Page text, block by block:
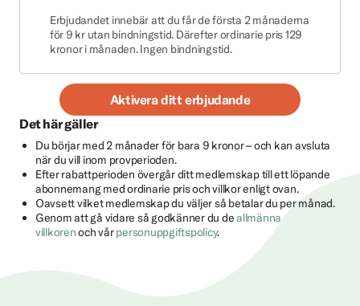
Erbjudandet innebär att du får de första 2 månaderna
för 9 kr utan bindningstid. Därefter ordinarie pris 129
kronor i månaden. Ingen bindningstid.
Aktivera ditt erbjudande
Det här gäller
Du börjar med 2 månader för bara 9 kronor – och kan avsluta
när du vill inom provperioden.
Efter rabattperioden övergår ditt medlemskap till ett löpande
abonnemang med ordinarie pris och villkor enligt ovan.
Oavsett vilket medlemskap du väljer så betalar du per månad.
Genom att gå vidare så godkänner du deallmänna
villkorenoch vårpersonuppgiftspolicy.